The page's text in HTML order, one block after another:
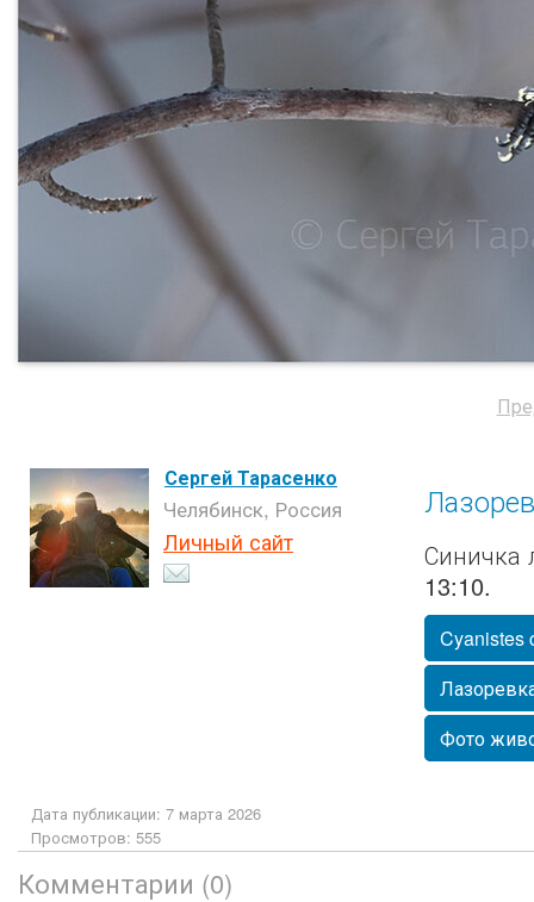
Сергей Тарасенко
Челябинск, Россия
Личный сайт
Синичка
13:10.
Cyanistes
Фото
Дата публикации: 7 марта 2026
Просмотров: 555
Комментарии (0)